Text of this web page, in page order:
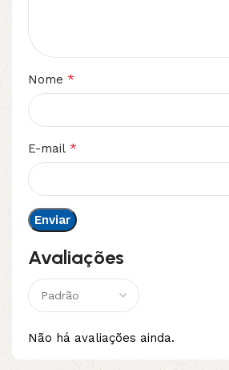
Avaliações
Não há avaliações ainda.
Nome *
E-mail *